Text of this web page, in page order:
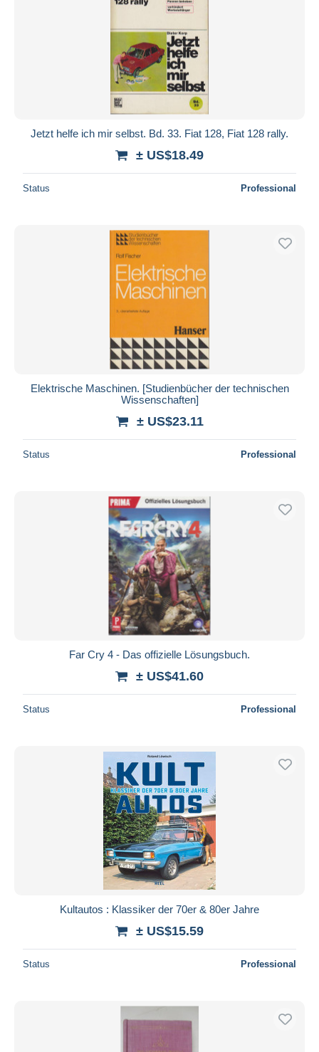
Jetzt helfe ich mir selbst. Bd. 33. Fiat 128, Fiat 128 rally.
± US$18.49
Status Professional
Elektrische Maschinen. [Studienbücher der technischen
Wissenschaften]
± US$23.11
Status Professional
Far Cry 4 - Das offizielle Lösungsbuch.
± US$41.60
Status Professional
Kultautos : Klassiker der 70er & 80er Jahre
± US$15.59
Status Professional